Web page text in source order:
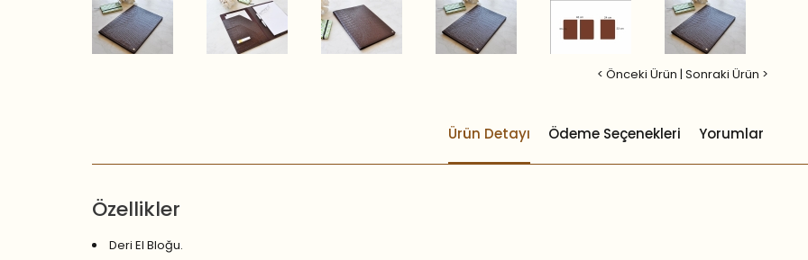
< Önceki Ürün | Sonraki Ürün >
Ürün Detayı Ödeme Seçenekleri Yorumlar
Özellikler
Deri El Bloğu.